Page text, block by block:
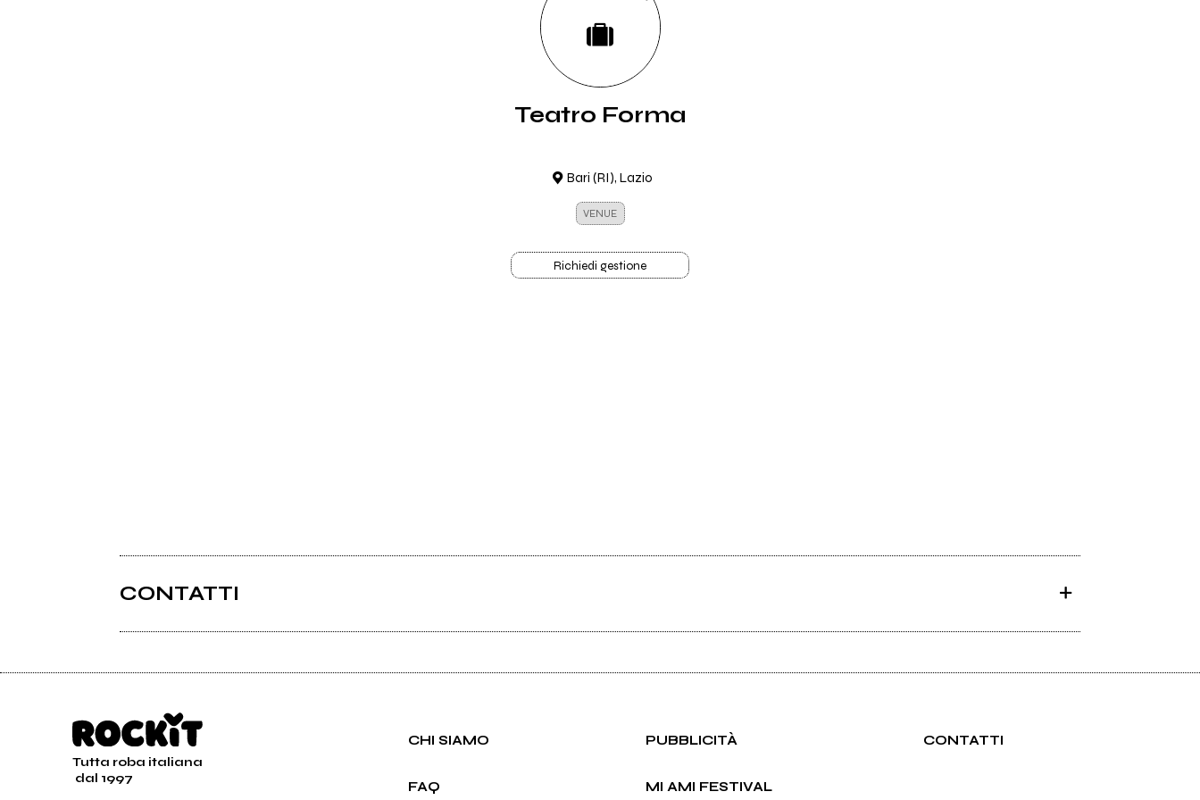
Teatro Forma
Bari (RI), Lazio
VENUE
Richiedi gestione
CONTATTI
Tutta roba italiana
dal 1997
CHI SIAMO PUBBLICITÀ CONTATTI
FAQ MI AMI FESTIVAL